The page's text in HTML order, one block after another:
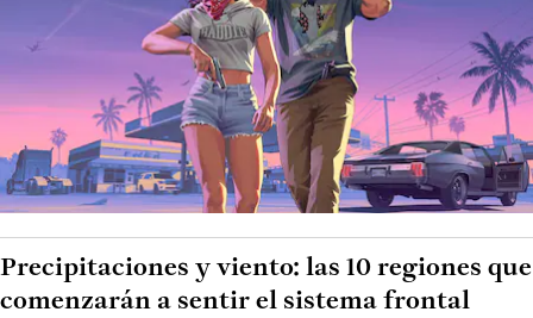
Precipitaciones y viento: las 10 regiones que
comenzarán a sentir el sistema frontal